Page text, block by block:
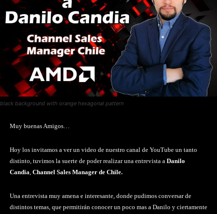
black background with orange hexagonal pattern
Muy buenas Amigos…
Hoy los invitamos a ver un video de nuestro canal de YouTube un tanto
distinto, tuvimos la suerte de poder realizar una entrevista a Danilo
Candia, Channel Sales Manager de Chile.
Una entrevista muy amena e interesante, donde pudimos conversar de
distintos temas, que permitirán conocer un poco mas a Danilo y ciertamente